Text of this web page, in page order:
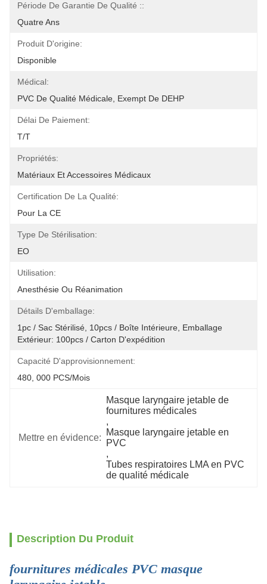
Période De Garantie De Qualité ::
Quatre Ans
Produit D'origine:
Disponible
Médical:
PVC De Qualité Médicale, Exempt De DEHP
Délai De Paiement:
T/T
Propriétés:
Matériaux Et Accessoires Médicaux
Certification De La Qualité:
Pour La CE
Type De Stérilisation:
EO
Utilisation:
Anesthésie Ou Réanimation
Détails D'emballage:
1pc / Sac Stérilisé, 10pcs / Boîte Intérieure, Emballage
Extérieur: 100pcs / Carton D'expédition
Capacité D'approvisionnement:
480, 000 PCS/mois
Mettre en évidence:
Masque laryngaire jetable de
fournitures médicales
,
Masque laryngaire jetable en
PVC
,
Tubes respiratoires LMA en PVC
de qualité médicale
Description Du Produit
fournitures médicales PVC masque